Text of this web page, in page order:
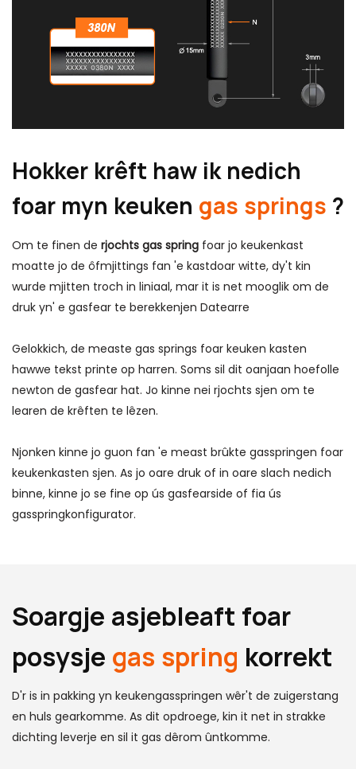
Hokker krêft haw ik nedich
foar myn keuken gas springs ?
Om te finen de rjochts gas spring foar jo keukenkast
moatte jo de ôfmjittings fan 'e kastdoar witte, dy't kin
wurde mjitten troch in liniaal, mar it is net mooglik om de
druk yn' e gasfear te berekkenjen Datearre
Gelokkich, de measte gas springs foar keuken kasten
hawwe tekst printe op harren. Soms sil dit oanjaan hoefolle
newton de gasfear hat. Jo kinne nei rjochts sjen om te
learen de krêften te lêzen.
Njonken kinne jo guon fan 'e meast brûkte gasspringen foar
keukenkasten sjen. As jo ​​​​oare druk of in oare slach nedich
binne, kinne jo se fine op ús gasfearside of fia ús
gasspringkonfigurator.
Soargje asjebleaft foar
posysje gas spring korrekt
D'r is in pakking yn keukengasspringen wêr't de zuigerstang
en huls gearkomme. As dit opdroege, kin it net in strakke
dichting leverje en sil it gas dêrom ûntkomme.